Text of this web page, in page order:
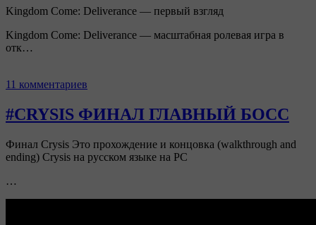
Kingdom Come: Deliverance — первый взгляд
Kingdom Come: Deliverance — масштабная ролевая игра в
отк…
11 комментариев
#CRYSIS ФИНАЛ ГЛАВНЫЙ БОСС
Финал Crysis Это прохождение и концовка (walkthrough and
ending) Crysis на русском языке на PC
…